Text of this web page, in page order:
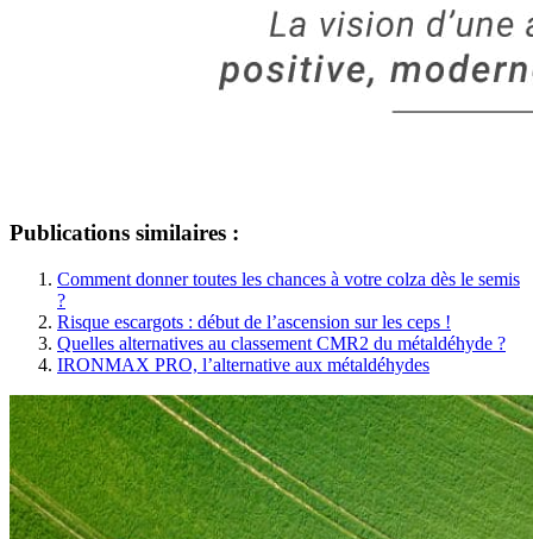
Publications similaires :
Comment donner toutes les chances à votre colza dès le semis
?
Risque escargots : début de l’ascension sur les ceps !
Quelles alternatives au classement CMR2 du métaldéhyde ?
IRONMAX PRO, l’alternative aux métaldéhydes